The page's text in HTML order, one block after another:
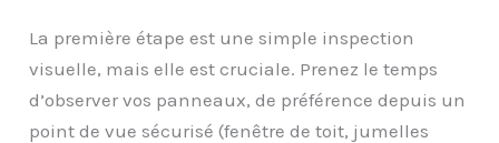
La première étape est une simple inspection
visuelle, mais elle est cruciale. Prenez le temps
d’observer vos panneaux, de préférence depuis un
point de vue sécurisé (fenêtre de toit, jumelles